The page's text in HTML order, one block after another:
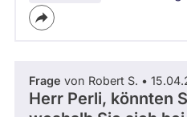
Frage von Robert S. •
Herr Perli, könnten